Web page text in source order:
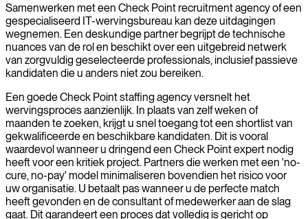
Samenwerken met een Check Point recruitment agency of een
gespecialiseerd IT-wervingsbureau kan deze uitdagingen
wegnemen. Een deskundige partner begrijpt de technische
nuances van de rol en beschikt over een uitgebreid netwerk
van zorgvuldig geselecteerde professionals, inclusief passieve
kandidaten die u anders niet zou bereiken.
Een goede Check Point staffing agency versnelt het
wervingsproces aanzienlijk. In plaats van zelf weken of
maanden te zoeken, krijgt u snel toegang tot een shortlist van
gekwalificeerde en beschikbare kandidaten. Dit is vooral
waardevol wanneer u dringend een Check Point expert nodig
heeft voor een kritiek project. Partners die werken met een 'no-
cure, no-pay' model minimaliseren bovendien het risico voor
uw organisatie. U betaalt pas wanneer u de perfecte match
heeft gevonden en de consultant of medewerker aan de slag
gaat. Dit garandeert een proces dat volledig is gericht op